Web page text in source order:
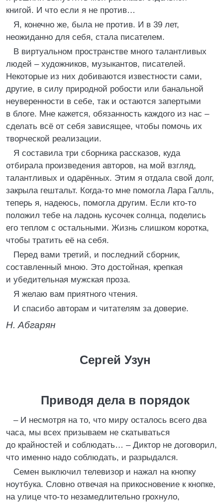
книгой. И что если я не против…
Я, конечно же, была не против. И в 39 лет,
неожиданно для себя, стала писателем.
В виртуальном пространстве много талантливых
людей – художников, музыкантов, писателей.
Некоторые из них добиваются известности сами,
другие, в силу природной робости или банальной
неуверенности в себе, так и остаются запертыми
в блоге. Мне кажется, обязанность каждого из нас –
сделать всё от себя зависящее, чтобы помочь их
творческой реализации.
Я составила три сборника рассказов, куда
отбирала произведения авторов, на мой взгляд,
талантливых и одарённых. Этим я отдала свой долг,
закрыла гештальт. Когда-то мне помогла Лара Галль,
теперь я, надеюсь, помогла другим. Если кто-то
положил тебе на ладонь кусочек солнца, поделись
его теплом с остальными. Жизнь слишком коротка,
чтобы тратить её на себя.
Перед вами третий, и последний сборник,
составленный мною. Это достойная, крепкая
и убедительная мужская проза.
Я желаю вам приятного чтения.
И спасибо авторам и читателям за доверие.
Н. Абгарян
Сергей Узун
Приводя дела в порядок
– И несмотря на то, что миру осталось всего два
часа, мы всех призываем не скатываться
до крайностей и соблюдать… – Диктор не договорил,
что именно надо соблюдать, и разрыдался.
Семен выключил телевизор и нажал на кнопку
ноутбука. Словно отвечая на прикосновение к кнопке,
на улице что-то незамедлительно грохнуло,